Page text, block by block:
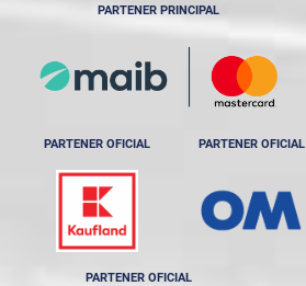
PARTENER PRINCIPAL
PARTENER OFICIAL PARTENER OFICIAL
PARTENER OFICIAL